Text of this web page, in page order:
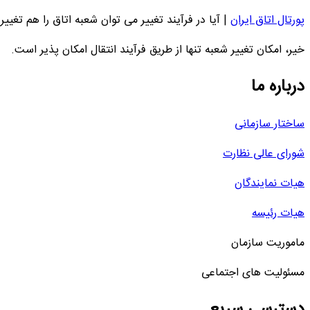
پورتال اتاق ایران | آیا در فرآیند تغییر می توان شعبه اتاق را هم
خیر، امکان تغییر شعبه تنها از طریق فرآیند انتقال امکان پذیر است.
درباره ما
ساختار سازمانی
شورای عالی نظارت
هیات نمایندگان
هیات رئیسه
ماموریت سازمان
مسئولیت های اجتماعی